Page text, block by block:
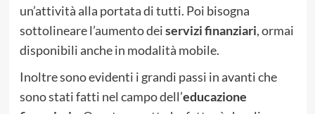
un’attività alla portata di tutti. Poi bisogna
sottolineare l’aumento deiservizi finanziari, ormai
disponibili anche in modalità mobile.
Inoltre sono evidenti i grandi passi in avanti che
sono stati fatti nel campo dell’educazione